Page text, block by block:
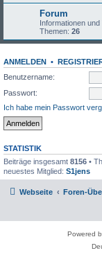
Forum
Informationen
Themen: 26
ANMELDEN •
Benutzername:
Passwort:
Ich habe mein Passwort
STATISTIK
Beiträge insgesamt 8156 •
neuestes Mitglied: S1jens
Webseite Foren-
Powered